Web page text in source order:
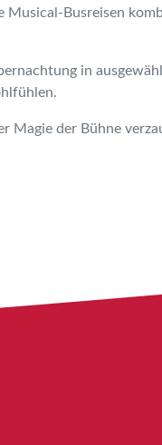
Musical-Busreisen
in
Magie der Bühne